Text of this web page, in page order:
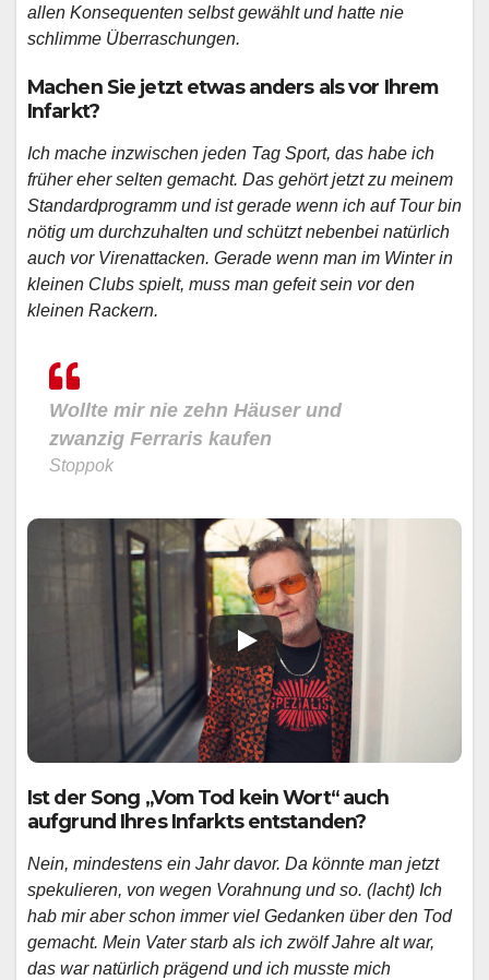
allen Konsequenten selbst gewählt und hatte nie
schlimme Überraschungen.
Machen Sie jetzt etwas anders als vor Ihrem
Infarkt?
Ich mache inzwischen jeden Tag Sport, das habe ich
früher eher selten gemacht. Das gehört jetzt zu meinem
Standardprogramm und ist gerade wenn ich auf Tour bin
nötig um durchzuhalten und schützt nebenbei natürlich
auch vor Virenattacken. Gerade wenn man im Winter in
kleinen Clubs spielt, muss man gefeit sein vor den
kleinen Rackern.
Wollte mir nie zehn Häuser und
zwanzig Ferraris kaufen
Stoppok
Ist der Song „Vom Tod kein Wort“ auch
aufgrund Ihres Infarkts entstanden?
Nein, mindestens ein Jahr davor. Da könnte man jetzt
spekulieren, von wegen Vorahnung und so. (lacht) Ich
hab mir aber schon immer viel Gedanken über den Tod
gemacht. Mein Vater starb als ich zwölf Jahre alt war,
das war natürlich prägend und ich musste mich